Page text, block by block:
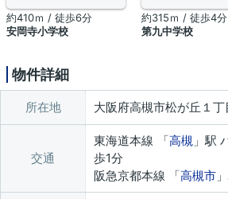
約410ｍ / 徒歩6分
安岡寺小学校
約315ｍ / 徒歩4分
第九中学校
物件詳細
所在地 大阪府高槻市松が丘１丁
交通
東海道本線 「高槻」駅
歩1分
阪急京都本線 「高槻市